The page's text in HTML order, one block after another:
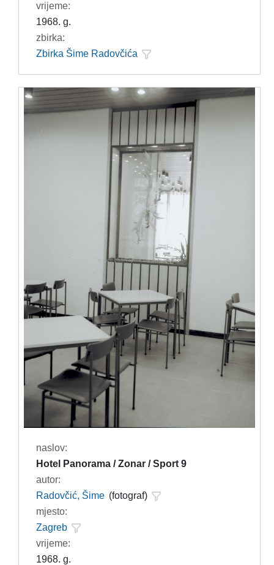
vrijeme:
1968. g.
zbirka:
Zbirka Šime Radovčića
naslov:
Hotel Panorama / Zonar / Sport 9
autor:
Radovčić, Šime (fotograf)
mjesto:
Zagreb
vrijeme:
1968. g.